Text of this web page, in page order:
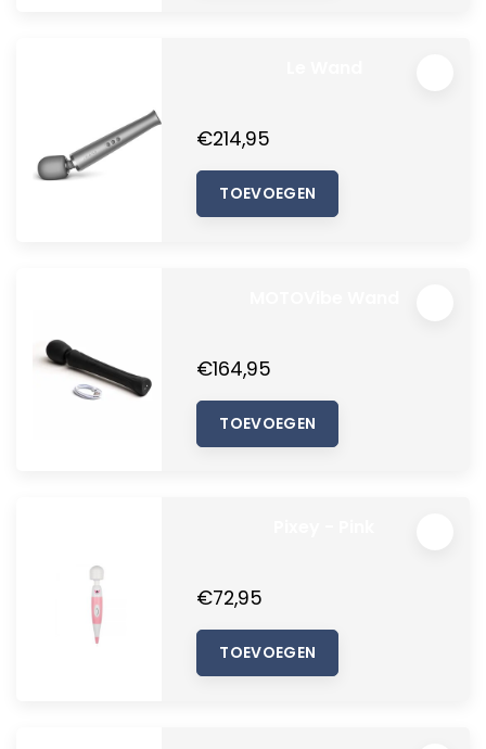
€214,95
TOEVOEGEN
€164,95
TOEVOEGEN
€72,95
TOEVOEGEN